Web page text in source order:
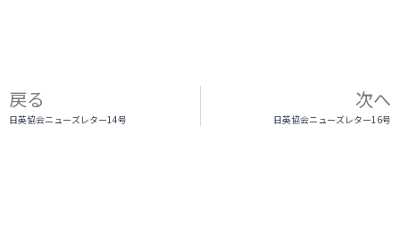
戻る
日英協会ニューズレター14号
次へ
日英協会ニューズレター16号